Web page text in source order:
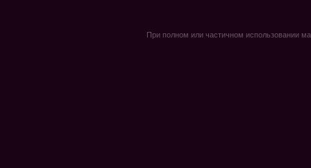
При полном или частичном использовании